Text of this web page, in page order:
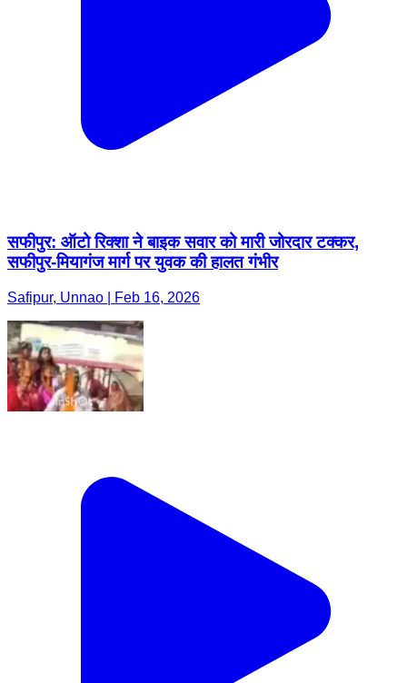
सफीपुर: ऑटो रिक्शा ने बाइक सवार को मारी जोरदार टक्कर,
सफीपुर-मियागंज मार्ग पर युवक की हालत गंभीर
Safipur, Unnao | Feb 16, 2026